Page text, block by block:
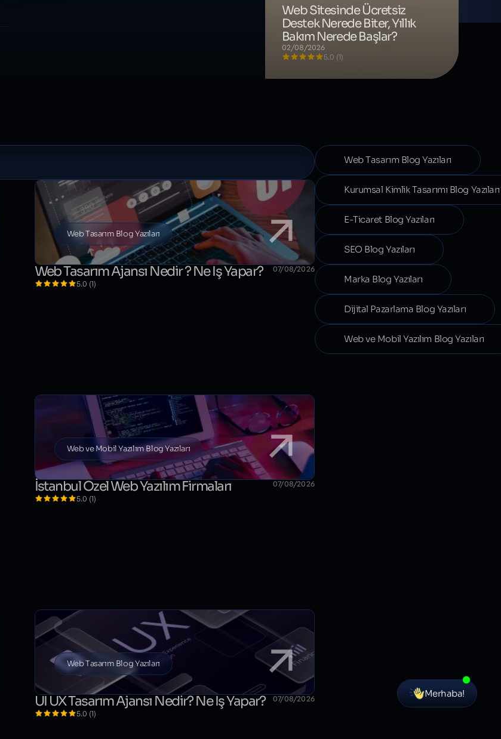
Web Sitesinde Ücretsiz
Destek Nerede Biter, Yıllık
Bakım Nerede Başlar?
02/08/2026
5.0 (1)
Web Tasarım Blog Yazıları
Web Tasarım Ajansı Nedir ? Ne İş Yapar?
07/08/2026
5.0 (1)
Web ve Mobil Yazılım Blog Yazıları
İstanbul Özel Web Yazılım Firmaları
07/08/2026
5.0 (1)
Web Tasarım Blog Yazıları
UI UX Tasarım Ajansı Nedir? Ne İş Yapar?
07/08/2026
5.0 (1)
Web Tasarım Blog Yazıları
Kurumsal Kimlik Tasarımı Blog Yazıları
E-Ticaret Blog Yazıları
SEO Blog Yazıları
Marka Blog Yazıları
Dijital Pazarlama Blog Yazıları
Web ve Mobil Yazılım Blog Yazıları
Merhaba!